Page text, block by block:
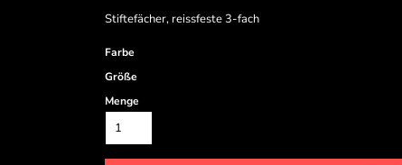
Stiftefächer, reissfeste 3-fach
Farbe
Größe
Menge